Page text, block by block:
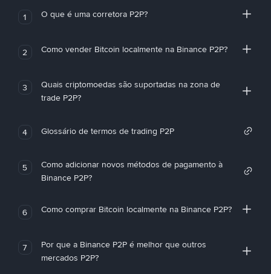
1 O que é uma corretora P2P?
2 Como vender Bitcoin localmente na Binance P2P?
3
Quais criptomoedas são suportadas na zona de
trade P2P?
4 Glossário de termos de trading P2P
5
Como adicionar novos métodos de pagamento à
Binance P2P?
6 Como comprar Bitcoin localmente na Binance P2P?
7
Por que a Binance P2P é melhor que outros
mercados P2P?